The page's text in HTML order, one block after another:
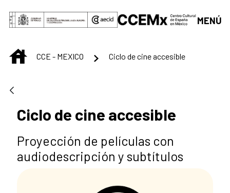
Saltar al contenido principal
MENÚ
INICIOCCE - MEXICO Ciclo de cine accesible
Ciclo de cine accesible
Proyección de películas con
audiodescripción y subtítulos